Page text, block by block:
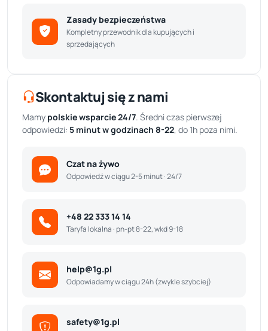
Zasady bezpieczeństwa
Kompletny przewodnik dla kupujących i
sprzedających
Skontaktuj się z nami
Mamy polskie wsparcie 24/7. Średni czas pierwszej
odpowiedzi: 5 minut w godzinach 8-22, do 1h poza nimi.
Czat na żywo
Odpowiedź w ciągu 2-5 minut · 24/7
+48 22 333 14 14
Taryfa lokalna · pn-pt 8-22, wkd 9-18
help@1g.pl
Odpowiadamy w ciągu 24h (zwykle szybciej)
safety@1g.pl